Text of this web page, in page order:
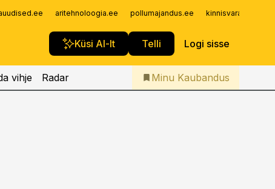
aritehnoloogia.ee pollumajandus.ee
Küsi AI-lt Telli Logi sisse
Iseteenindus
Telli Kaubandus
vihje Radar Minu Kaubandus